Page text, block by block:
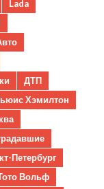
Lada
ДТП
Хэмилтон
Петербург
Вольф